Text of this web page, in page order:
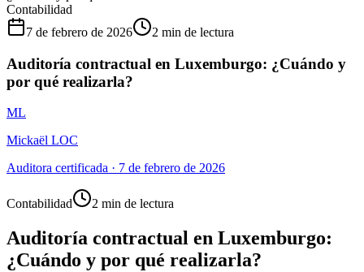
Contabilidad
7 de febrero de 2026
2 min de lectura
Auditoría contractual en Luxemburgo: ¿Cuándo y
por qué realizarla?
ML
Mickaël LOC
Auditora certificada · 7 de febrero de 2026
Contabilidad 2 min de lectura
Auditoría contractual en Luxemburgo:
¿Cuándo y por qué realizarla?